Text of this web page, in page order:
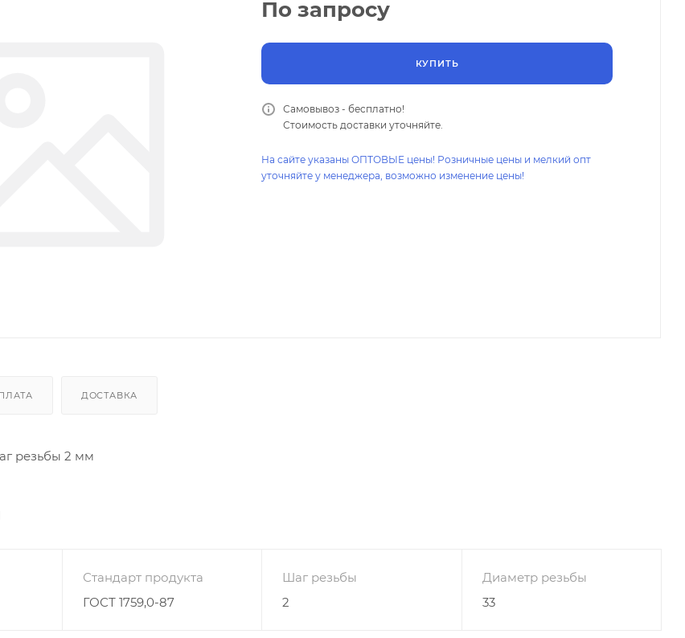
По запросу
КУПИТЬ
Самовывоз - бесплатно!
Стоимость доставки уточняйте.
На сайте указаны ОПТОВЫЕ цены! Розничные цены и мелкий опт
уточняйте у менеджера, возможно изменение цены!
ДОСТАВКА
резьбы 2 мм
Стандарт продукта
ГОСТ 1759,0-87
Шаг резьбы
2
Диаметр резьбы
33